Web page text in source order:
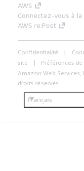
AWS
Connectez-vous à la
AWS re:Post
Confidentialité
site
Préférences
Amazon Web
droits réservés.
Français